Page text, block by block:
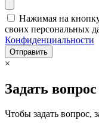
Нажимая на
своих персональных
Конфиденциальности
Отправить
×
Задать вопрос
Чтобы задать вопрос,